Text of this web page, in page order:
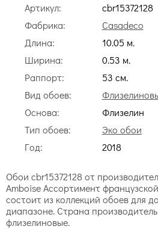
Артикул:
cbr15372128
Фабрика:
Casadeco
Длина:
10.05 м.
Ширина:
0.53 м.
Раппорт:
53 cм.
Вид обоев:
Основа:
Флизелин
Тип обоев:
Эко обои
Год:
2018
Обои cbr15372128 от
Amboise Ассортимент
состоит из коллекций обоев для
диапазоне. Страна
флизелиновые.